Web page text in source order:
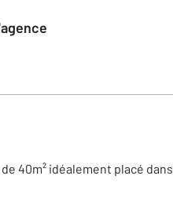
40m² idéalement placé dans